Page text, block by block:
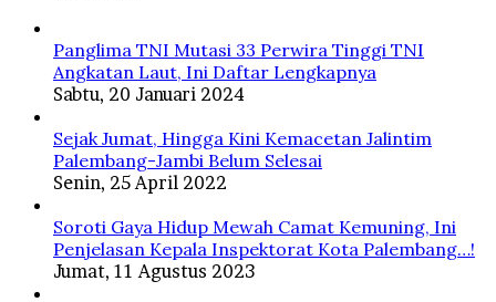
Panglima TNI Mutasi 33 Perwira Tinggi TNI
Angkatan Laut, Ini Daftar Lengkapnya
Sabtu, 20 Januari 2024
Sejak Jumat, Hingga Kini Kemacetan Jalintim
Palembang-Jambi Belum Selesai
Senin, 25 April 2022
Soroti Gaya Hidup Mewah Camat Kemuning, Ini
Penjelasan Kepala Inspektorat Kota Palembang…!
Jumat, 11 Agustus 2023